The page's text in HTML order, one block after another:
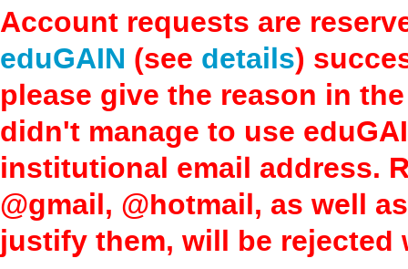
Account requests are
eduGAIN (see details)
please give the reason in
didn't manage to use
institutional email address.
@gmail, @hotmail, as well
justify them, will be